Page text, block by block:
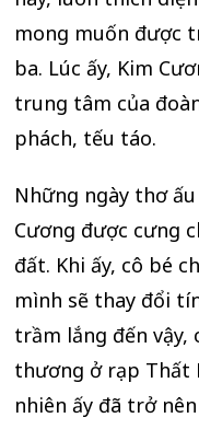
mong muốn được
ba. Lúc ấy, Kim
trung tâm của
phách, tếu táo.
Những ngày thơ
Cương được cưng
đất. Khi ấy, cô bé
mình sẽ thay đổi
trầm lắng đến vậy,
thương ở rạp Thất
nhiên ấy đã trở